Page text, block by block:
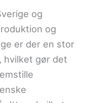
og
og
er der en stor
hvilket gør det